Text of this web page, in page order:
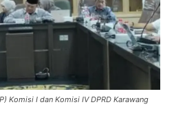
Komisi I dan Komisi IV DPRD Karawang